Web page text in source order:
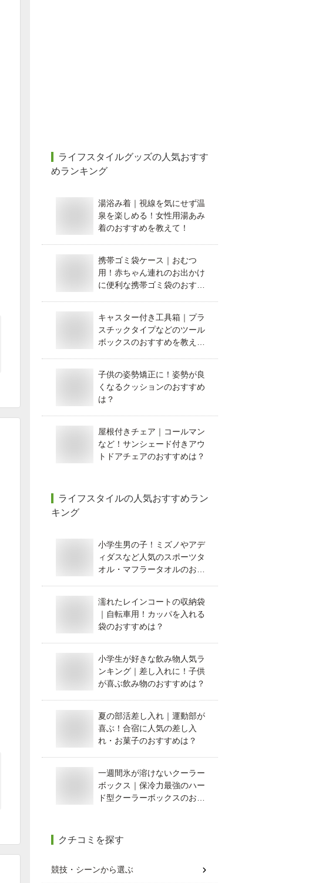
ライフスタイルグッズの人気おすす
めランキング
湯浴み着｜視線を気にせず温
泉を楽しめる！女性用湯あみ
着のおすすめを教えて！
携帯ゴミ袋ケース｜おむつ
用！赤ちゃん連れのお出かけ
に便利な携帯ゴミ袋のおすす
キャスター付き工具箱｜プラ
スチックタイプなどのツール
ボックスのおすすめを教え
子供の姿勢矯正に！姿勢が良
くなるクッションのおすすめ
は？
屋根付きチェア｜コールマン
など！サンシェード付きアウ
トドアチェアのおすすめは？
ライフスタイルの人気おすすめラン
キング
小学生男の子！ミズノやアデ
ィダスなど人気のスポーツタ
オル・マフラータオルのおす
濡れたレインコートの収納袋
｜自転車用！カッパを入れる
袋のおすすめは？
小学生が好きな飲み物人気ラ
ンキング｜差し入れに！子供
が喜ぶ飲み物のおすすめは？
夏の部活差し入れ｜運動部が
喜ぶ！合宿に人気の差し入
れ・お菓子のおすすめは？
一週間氷が溶けないクーラー
ボックス｜保冷力最強のハー
ド型クーラーボックスのおす
クチコミを探す
競技・シーンから選ぶ